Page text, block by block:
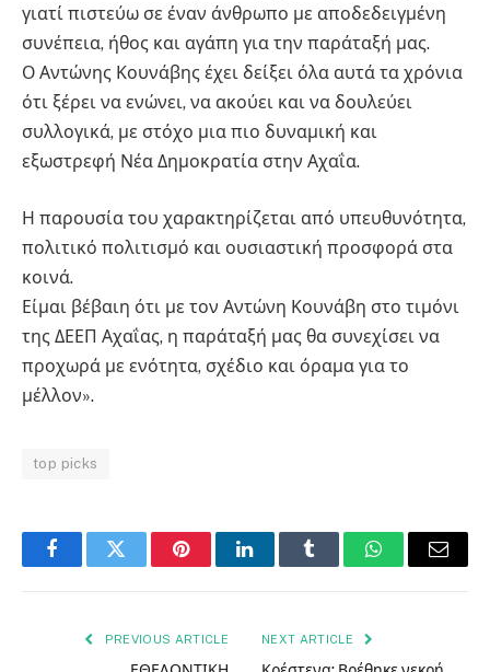
γιατί πιστεύω σε έναν άνθρωπο με αποδεδειγμένη
συνέπεια, ήθος και αγάπη για την παράταξή μας.
Ο Αντώνης Κουνάβης έχει δείξει όλα αυτά τα χρόνια
ότι ξέρει να ενώνει, να ακούει και να δουλεύει
συλλογικά, με στόχο μια πιο δυναμική και
εξωστρεφή Νέα Δημοκρατία στην Αχαΐα.
Η παρουσία του χαρακτηρίζεται από υπευθυνότητα,
πολιτικό πολιτισμό και ουσιαστική προσφορά στα
κοινά.
Είμαι βέβαιη ότι με τον Αντώνη Κουνάβη στο τιμόνι
της ΔΕΕΠ Αχαΐας, η παράταξή μας θα συνεχίσει να
προχωρά με ενότητα, σχέδιο και όραμα για το
μέλλον».
top picks
FacebookTwitter PinterestLinkedInTumblr WhatsAppEmail
PREVIOUS ARTICLE NEXT ARTICLE